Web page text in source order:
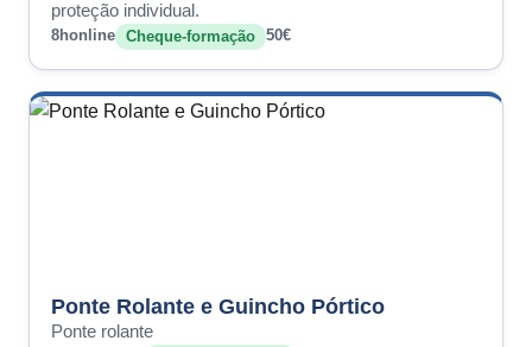
proteção individual.
8honline Cheque-formação 50€
Ponte Rolante e Guincho Pórtico
Ponte rolante